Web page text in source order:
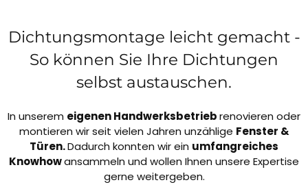
Dichtungsmontage leicht gemacht -
So können Sie Ihre Dichtungen
selbst austauschen.
In unserem eigenen Handwerksbetriebrenovieren oder
montieren wir seit vielen Jahren unzählige Fenster &
Türen.Dadurch konnten wir ein umfangreiches
Knowhowansammeln und wollen Ihnen unsere Expertise
gerne weitergeben.